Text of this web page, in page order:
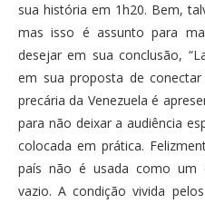
sua história em 1h20. Bem,
mas isso é assunto para
desejar em sua conclusão,
em sua proposta de
precária da Venezuela é
para não deixar a audiência
colocada em prática.
país não é usada como um
vazio. A condição vivida